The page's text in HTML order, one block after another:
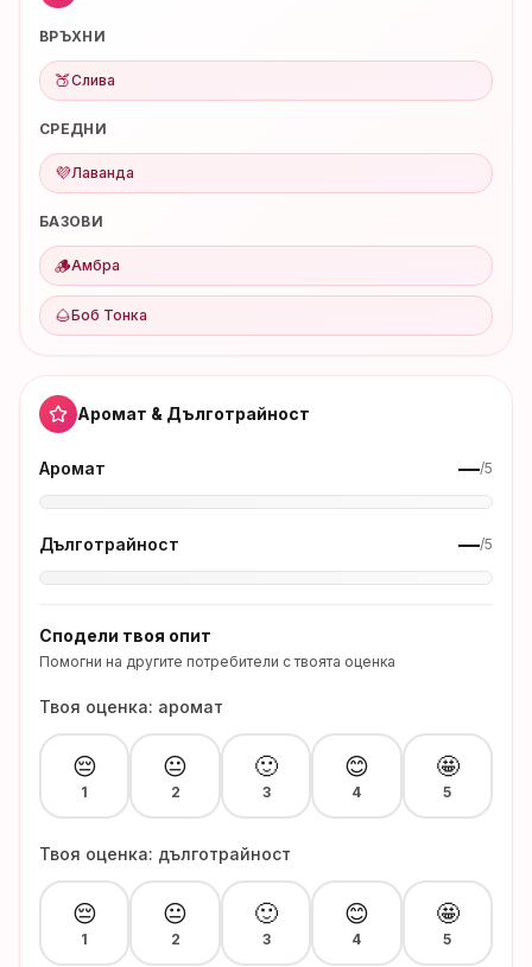
ВРЪХНИ
🍑Слива
СРЕДНИ
💜Лаванда
БАЗОВИ
🪵Амбра
🌰Боб Тонка
Аромат & Дълготрайност
Аромат —/5
Дълготрайност —/5
Сподели твоя опит
Помогни на другите потребители с твоята оценка
Твоя оценка: аромат
😔
1
😐
2
🙂
3
😊
4
🤩
5
Твоя оценка: дълготрайност
😔
1
😐
2
🙂
3
😊
4
🤩
5